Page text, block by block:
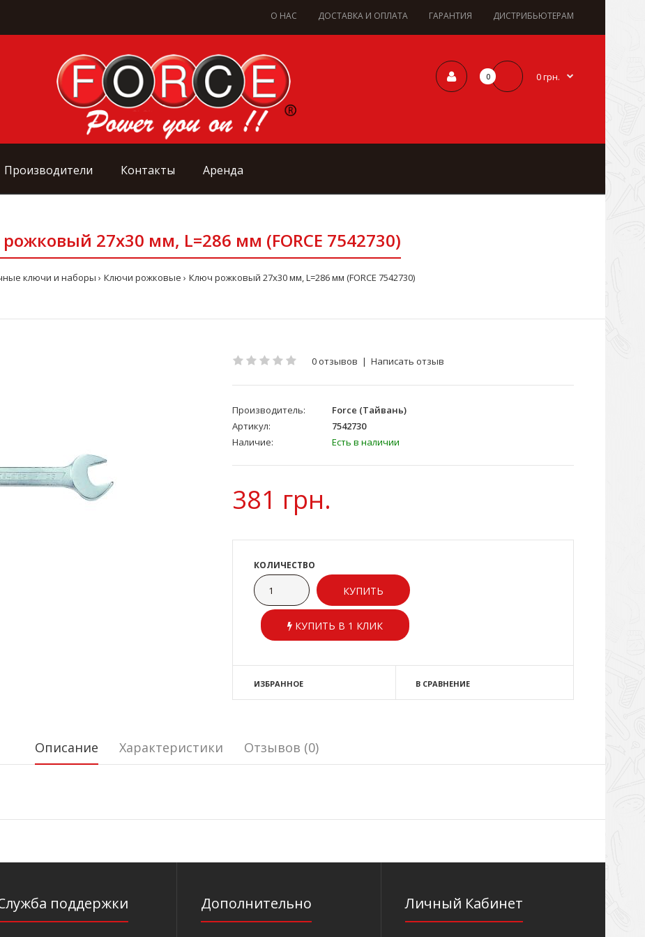
О НАС ДОСТАВКА И ОПЛАТА ГАРАНТИЯ ДИСТРИБЬЮТЕРАМ
0 0 грн.
Производители Контакты Аренда
27x30 мм, L=286 мм (FORCE 7542730)
ключи и наборы Ключи рожковые Ключ рожковый 27x30 мм, L=286 мм (FORCE 7542730)
0 отзывов | Написать отзыв
Производитель:
Force (Тайвань)
Артикул:
7542730
Наличие:
Есть в наличии
381 грн.
КОЛИЧЕСТВО
КУПИТЬ В 1 КЛИК
ИЗБРАННОЕ В СРАВНЕНИЕ
Описание Характеристики Отзывов (0)
поддержки Дополнительно Личный Кабинет